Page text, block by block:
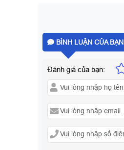
BÌNH LUẬN CỦA BẠN
Đánh giá của bạn: